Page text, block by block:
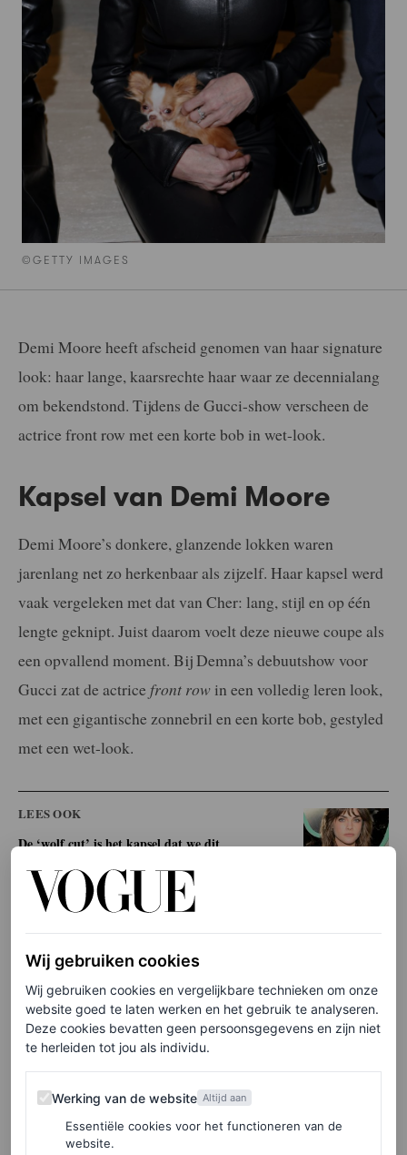
©GETTY IMAGES
Demi Moore heeft afscheid genomen van haar signature
look: haar lange, kaarsrechte haar waar ze decennialang
om bekendstond. Tijdens de Gucci-show verscheen de
actrice front row met een korte bob in wet-look.
Kapsel van Demi Moore
Demi Moore’s donkere, glanzende lokken waren
jarenlang net zo herkenbaar als zijzelf. Haar kapsel werd
vaak vergeleken met dat van Cher: lang, stijl en op één
lengte geknipt. Juist daarom voelt deze nieuwe coupe als
een opvallend moment. Bij Demna’s debuutshow voor
Gucci zat de actrice front row in een volledig leren look,
met een gigantische zonnebril en een korte bob, gestyled
met een wet-look.
LEES OOK
De ‘wolf cut’ is het kapsel dat we dit
voorjaar overal gaan zien
RANYECHI UDEMEZUE
Populariteit van de bob
Met haar nieuwe kapsel onderstreept Moore tegelijk een
grotere beweging in de beautywereld: de bob is de
moment. Waar het kapsel vroeger vooral werd gezien als
een veilige, klassieke keuze, zien we nu juist een explosie
Wij gebruiken cookies
Wij gebruiken cookies en vergelijkbare technieken om onze
website goed te laten werken en het gebruik te analyseren.
Deze cookies bevatten geen persoonsgegevens en zijn niet
te herleiden tot jou als individu.
Werking van de website
Werking van de website Altijd aan
Essentiële cookies voor het functioneren van de
website.